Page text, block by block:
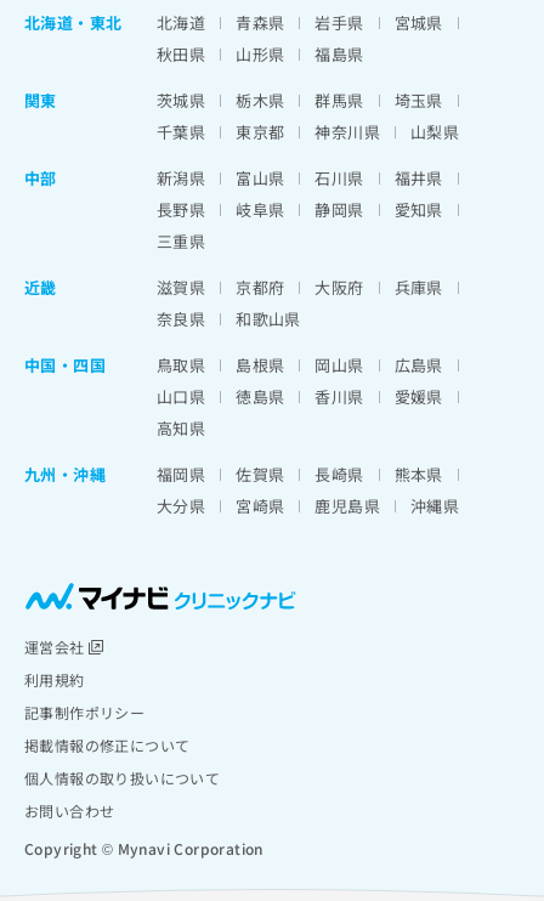
北海道 ・ 東北 北海道 青森県 岩手県
宮城県
秋田県
山形県
福島県
関東
茨城県 栃木県 群馬県
埼玉県
千葉県
東京都 神奈川県
山梨県
中部
新潟県 富山県 石川県
福井県
長野県
岐阜県 静岡県
愛知県
三重県
近畿
滋賀県 京都府 大阪府
兵庫県
奈良県
和歌山県
中国・四国
鳥取県 島根県 岡山県
広島県
山口県
徳島県 香川県
愛媛県
高知県
九州・沖縄
福岡県 佐賀県 長崎県
熊本県
大分県
宮崎県 鹿児島県 沖縄県
運営会社
利用規約
記事制作ポリシー
掲載情報の修正について
個人情報の取り扱いについて
お問い合わせ
Copyright © Mynavi Corporation